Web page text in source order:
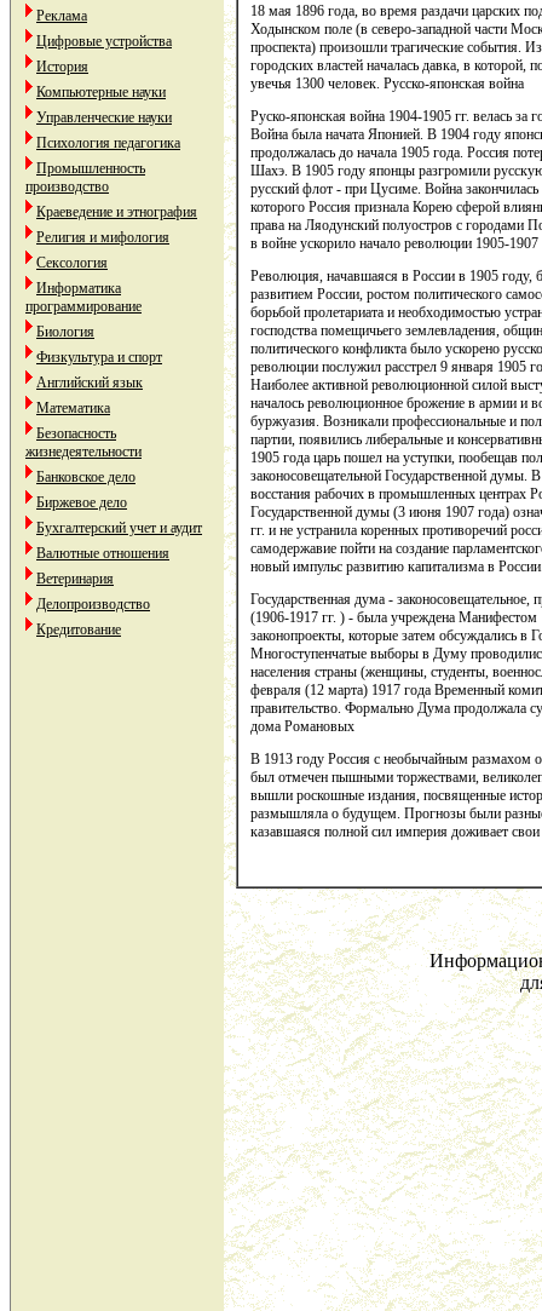
Реклама
Цифровые устройства
История
Компьютерные науки
Управленческие науки
Психология педагогика
Промышленность
производство
Краеведение и этнография
Религия и мифология
Сексология
Информатика
программирование
Биология
Физкультура и спорт
Английский язык
Математика
Безопасность
жизнедеятельности
Банковское дело
Биржевое дело
Бухгалтерский учет и аудит
Валютные отношения
Ветеринария
Делопроизводство
Кредитование
18 мая 1896 года, во время раздачи царских
Ходынском поле (в северо-западной части
проспекта) произошли трагические события.
городских властей началась давка, в
увечья 1300 человек. Русско-японская война
Руско-японская война 1904-1905 гг. велась
Война была начата Японией. В 1904 году
продолжалась до начала 1905 года. Россия
Шахэ. В 1905 году японцы разгромили
русский флот - при Цусиме. Война
которого Россия признала Корею сферой
права на Ляодунский полуостров с городами
в войне ускорило начало революции 1905-
Революция, начавшаяся в России в 1905 году,
развитием России, ростом политического
борьбой пролетариата и необходимостью
господства помещичьего землевладения,
политического конфликта было ускорено
революции послужил расстрел 9 января 1905
Наиболее активной революционной силой
началось революционное брожение в армии и
буржуазия. Возникали профессиональные и
партии, появились либеральные и
1905 года царь пошел на уступки, пообещав
законосовещательной Государственной
восстания рабочих в промышленных центрах
Государственной думы (3 июня 1907 года)
гг. и не устранила коренных противоречий
самодержавие пойти на создание
новый импульс развитию капитализма в
Государственная дума - законосовещательное,
(1906-1917 гг. ) - была учреждена Манифестом
законопроекты, которые затем обсуждались в
Многоступенчатые выборы в Думу
населения страны (женщины, студенты,
февраля (12 марта) 1917 года Временный
правительство. Формально Дума продолжала
дома Романовых
В 1913 году Россия с необычайным размахом
был отмечен пышными торжествами,
вышли роскошные издания, посвященные
размышляла о будущем. Прогнозы были
казавшаяся полной сил империя доживает